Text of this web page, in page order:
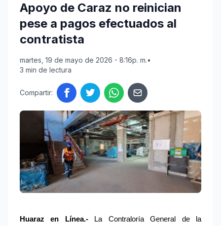
Apoyo de Caraz no reinician
pese a pagos efectuados al
contratista
martes, 19 de mayo de 2026 - 8:16p. m.•
3 min de lectura
Compartir:
Huaraz en Línea.- La Contraloría General de la